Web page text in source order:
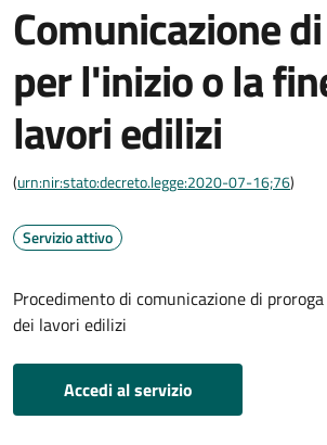
Comunicazione
per l'inizio o la
lavori edilizi
(urn:nir:stato:decreto.legge:2020-07-16;76)
Servizio attivo
Procedimento di comunicazione di
dei lavori edilizi
Accedi al servizio